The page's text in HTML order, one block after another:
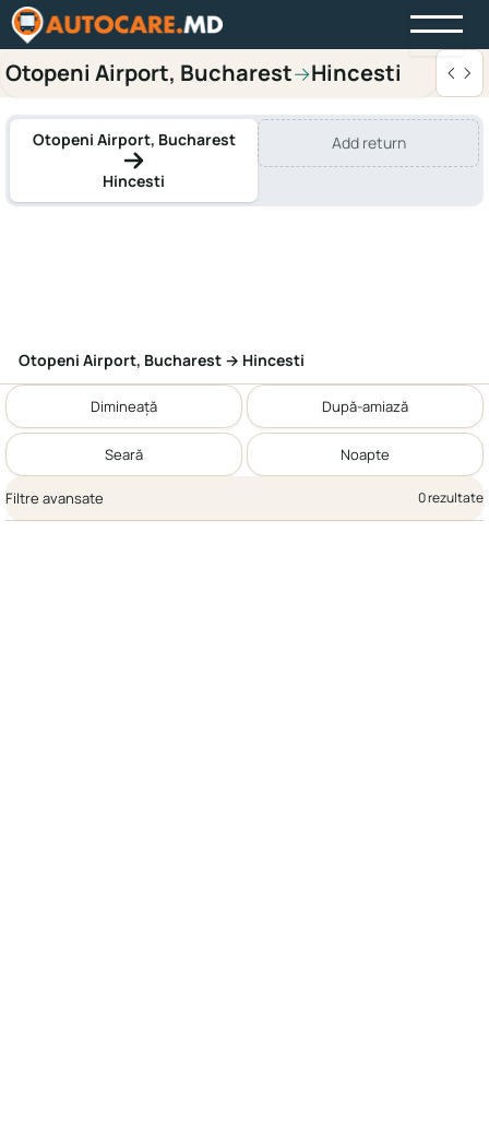
Otopeni Airport, Bucharest→Hincesti
Otopeni Airport, Bucharest
Hincesti
Add return
Otopeni Airport, Bucharest → Hincesti
Dimineață După-amiază
Seară Noapte
Filtre avansate 0 rezultate